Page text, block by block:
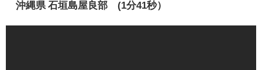
沖縄県 石垣島屋良部 (1分41秒）